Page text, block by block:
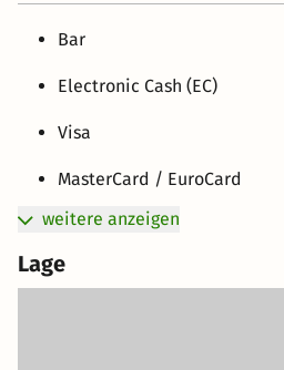
Bar
Electronic Cash (EC)
Visa
MasterCard / EuroCard
weitere anzeigen
Lage